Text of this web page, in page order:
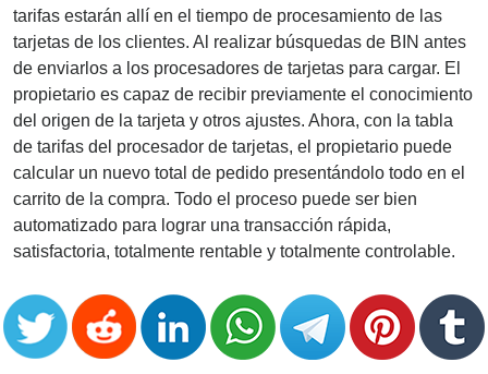
tarifas estarán allí en el tiempo de procesamiento de las
tarjetas de los clientes. Al realizar búsquedas de BIN antes
de enviarlos a los procesadores de tarjetas para cargar. El
propietario es capaz de recibir previamente el conocimiento
del origen de la tarjeta y otros ajustes. Ahora, con la tabla
de tarifas del procesador de tarjetas, el propietario puede
calcular un nuevo total de pedido presentándolo todo en el
carrito de la compra. Todo el proceso puede ser bien
automatizado para lograr una transacción rápida,
satisfactoria, totalmente rentable y totalmente controlable.